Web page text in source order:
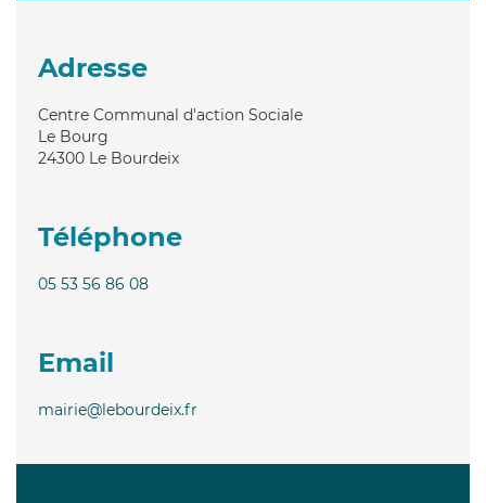
Adresse
Centre Communal d'action Sociale
Le Bourg
24300 Le Bourdeix
Téléphone
05 53 56 86 08
Email
mairie@lebourdeix.fr